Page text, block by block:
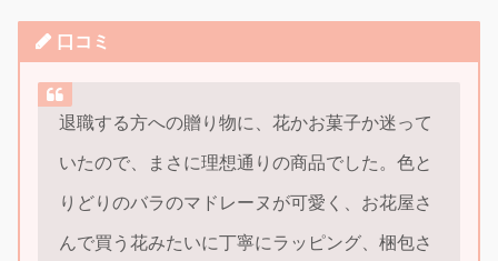
口コミ
退職する方への贈り物に、花かお菓子か迷って
いたので、まさに理想通りの商品でした。色と
りどりのバラのマドレーヌが可愛く、お花屋さ
んで買う花みたいに丁寧にラッピング、梱包さ